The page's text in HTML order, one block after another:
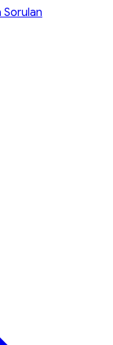
Sorulan